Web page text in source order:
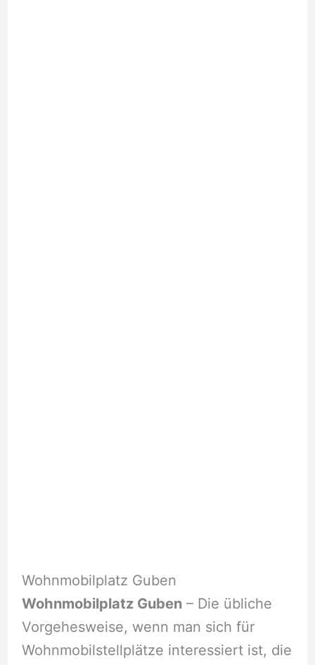
Wohnmobilplatz Guben
Wohnmobilplatz Guben– Die übliche
Vorgehesweise, wenn man sich für
Wohnmobilstellplätze interessiert ist, die